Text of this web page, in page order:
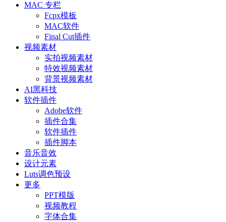
MAC 专栏
Fcpx模板
MAC软件
Final Cut插件
视频素材
实拍视频素材
特效视频素材
背景视频素材
AI黑科技
软件插件
Adobe软件
插件合集
软件插件
插件脚本
音乐音效
设计元素
Luts调色预设
更多
PPT模版
视频教程
字体合集